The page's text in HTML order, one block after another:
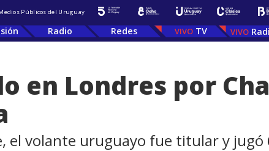
Públicos del Uruguay
Radio Redes TV
en Londres por
el volante uruguayo fue titular y jugó